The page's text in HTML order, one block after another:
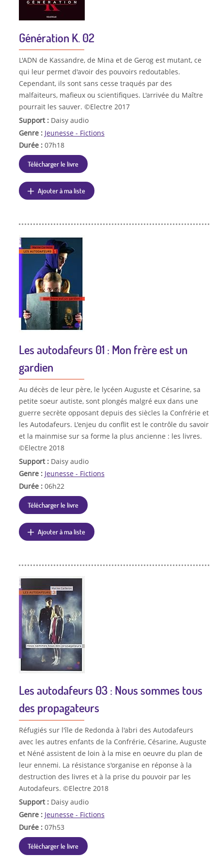
Génération K. 02
L'ADN de Kassandre, de Mina et de Gerog est mutant, ce
qui leur permet d'avoir des pouvoirs redoutables.
Cependant, ils sont sans cesse traqués par des
malfaiteurs, mafieux ou scientifiques. L'arrivée du Maître
pourrait les sauver. ©Electre 2017
Support : Daisy audio
Genre : Jeunesse - Fictions
Durée : 07h18
Télécharger le livre
Ajouter à ma liste
Les autodafeurs 01 : Mon frère est un
gardien
Au décès de leur père, le lycéen Auguste et Césarine, sa
petite soeur autiste, sont plongés malgré eux dans une
guerre secrète opposant depuis des siècles la Confrérie et
les Autodafeurs. L'enjeu du conflit est le contrôle du savoir
et la mainmise sur sa forme la plus ancienne : les livres.
©Electre 2018
Support : Daisy audio
Genre : Jeunesse - Fictions
Durée : 06h22
Télécharger le livre
Ajouter à ma liste
Les autodafeurs 03 : Nous sommes tous
des propagateurs
Réfugiés sur l'île de Redonda à l'abri des Autodafeurs
avec les autres enfants de la Confrérie, Césarine, Auguste
et Néné assistent de loin à la mise en oeuvre du plan de
leur ennemi. La résistance s'organise en réponse à la
destruction des livres et à la prise du pouvoir par les
Autodafeurs. ©Electre 2018
Support : Daisy audio
Genre : Jeunesse - Fictions
Durée : 07h53
Télécharger le livre